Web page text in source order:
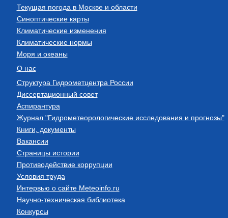
Текущая погода в Москве и области
Синоптические карты
Климатические изменения
Климатические нормы
Моря и океаны
О нас
Структура Гидрометцентра России
Диссертационный совет
Аспирантура
Журнал "Гидрометеорологические исследования и прогнозы"
Книги, документы
Вакансии
Страницы истории
Противодействие коррупции
Условия труда
Интервью о сайте Meteoinfo.ru
Научно-техническая библиотека
Конкурсы